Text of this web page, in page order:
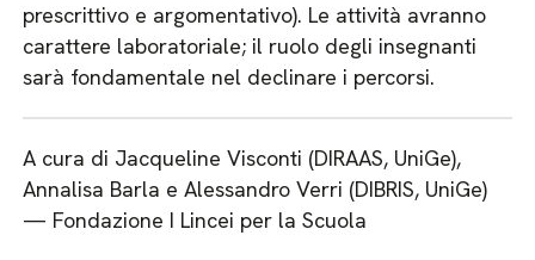
prescrittivo e argomentativo). Le attività avranno
carattere laboratoriale; il ruolo degli insegnanti
sarà fondamentale nel declinare i percorsi.
A cura di Jacqueline Visconti (DIRAAS, UniGe),
Annalisa Barla e Alessandro Verri (DIBRIS, UniGe)
— Fondazione I Lincei per la Scuola